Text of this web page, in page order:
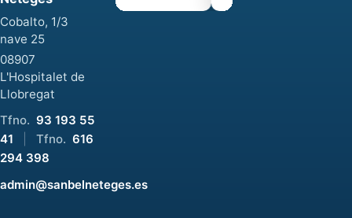
Cobalto, 1/3
nave 25
08907
L'Hospitalet de
Llobregat
Tfno. 93 193 55
41
Tfno. 616
294 398
admin@sanbelneteges.es